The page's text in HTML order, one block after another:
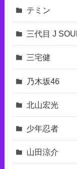
テミン
三代目 J
三宅健
乃木坂46
北山宏光
少年忍者
山田涼介